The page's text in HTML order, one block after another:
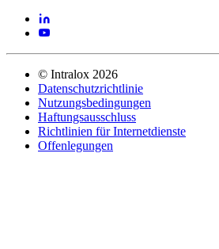
© Intralox 2026
Datenschutzrichtlinie
Nutzungsbedingungen
Haftungsausschluss
Richtlinien für Internetdienste
Offenlegungen